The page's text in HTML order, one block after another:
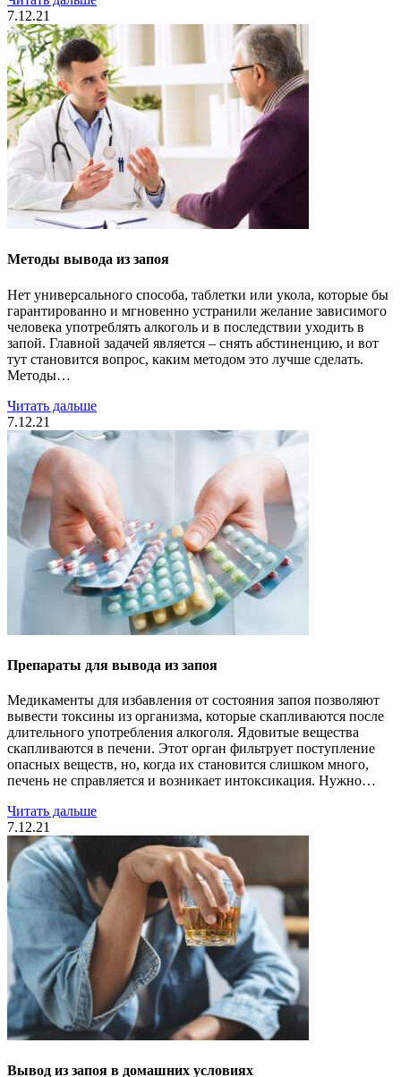
7.12.21
Методы вывода из запоя
Нет универсального способа, таблетки или укола, которые бы
гарантированно и мгновенно устранили желание зависимого
человека употреблять алкоголь и в последствии уходить в
запой. Главной задачей является – снять абстиненцию, и вот
тут становится вопрос, каким методом это лучше сделать.
Методы…
Читать дальше
7.12.21
Препараты для вывода из запоя
Медикаменты для избавления от состояния запоя позволяют
вывести токсины из организма, которые скапливаются после
длительного употребления алкоголя. Ядовитые вещества
скапливаются в печени. Этот орган фильтрует поступление
опасных веществ, но, когда их становится слишком много,
печень не справляется и возникает интоксикация. Нужно…
Читать дальше
7.12.21
Вывод из запоя в домашних условиях